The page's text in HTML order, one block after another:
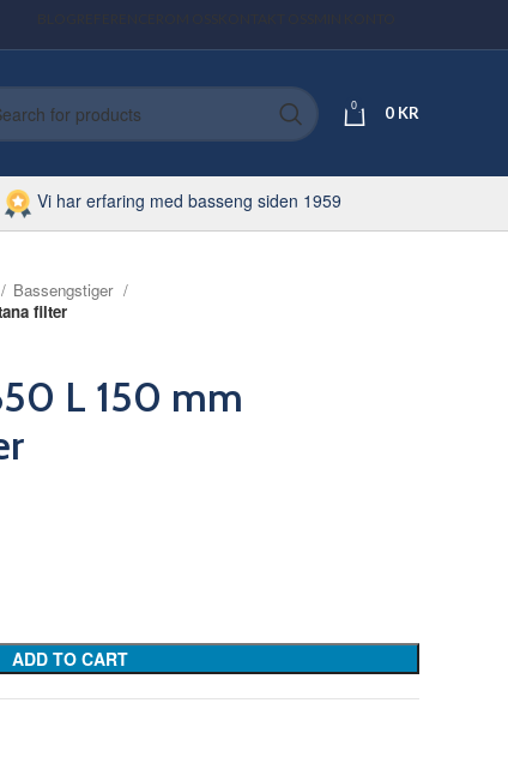
0 0 KR
Vi har erfaring med basseng siden 1959
Bassengstiger
filter
L 150 mm
ADD TO CART